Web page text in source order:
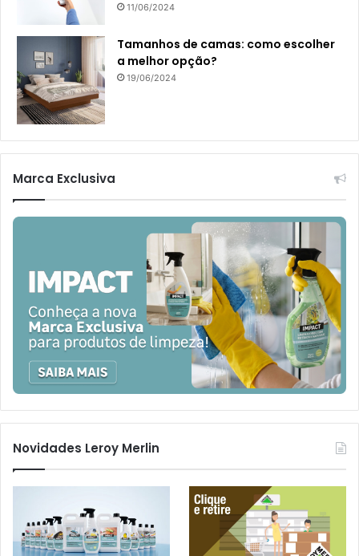
11/06/2024
Tamanhos de camas: como escolher
a melhor opção?
19/06/2024
Marca Exclusiva
Novidades Leroy Merlin